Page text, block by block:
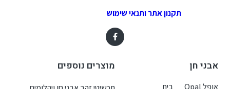
תקנון אתר ותנאי שימוש
אבני חן
אופל Opal בית
מוצרים נוספים